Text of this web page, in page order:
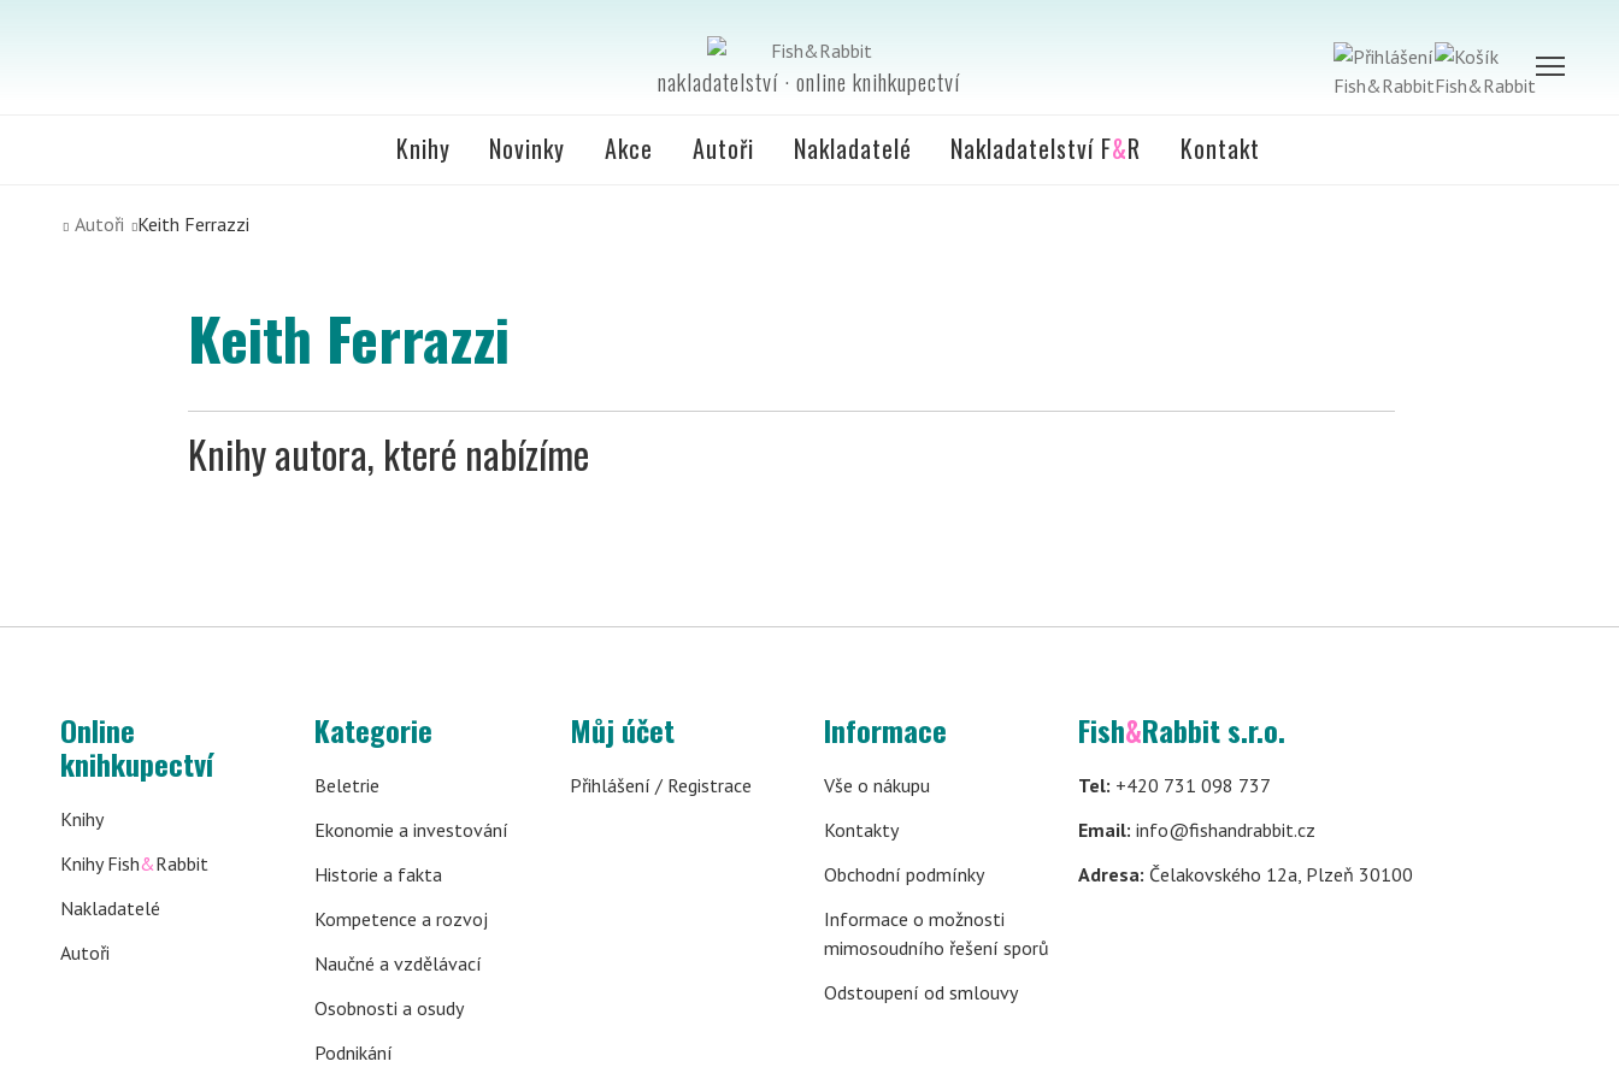
nakladatelství · online knihkupectví
Knihy Novinky Akce Autoři Nakladatelé Nakladatelství F&R Kontakt
Autoři Keith Ferrazzi
Keith Ferrazzi
Knihy autora, které nabízíme
Online
knihkupectví
Knihy
Knihy Fish&Rabbit
Nakladatelé
Autoři
Kategorie
Beletrie
Ekonomie a investování
Historie a fakta
Kompetence a rozvoj
Naučné a vzdělávací
Osobnosti a osudy
Podnikání
Můj účet
Přihlášení / Registrace
Informace
Vše o nákupu
Kontakty
Obchodní podmínky
Informace o možnosti
mimosoudního řešení sporů
Odstoupení od smlouvy
Fish&Rabbit s.r.o.
Tel: +420 731 098 737
Email: info@fishandrabbit.cz
Adresa: Čelakovského 12a, Plzeň 30100